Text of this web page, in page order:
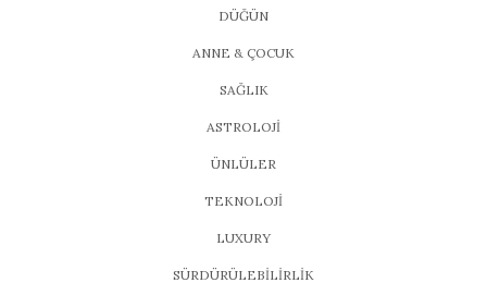
DÜĞÜN
ANNE & ÇOCUK
SAĞLIK
ASTROLOJİ
ÜNLÜLER
TEKNOLOJİ
LUXURY
SÜRDÜRÜLEBİLİRLİK